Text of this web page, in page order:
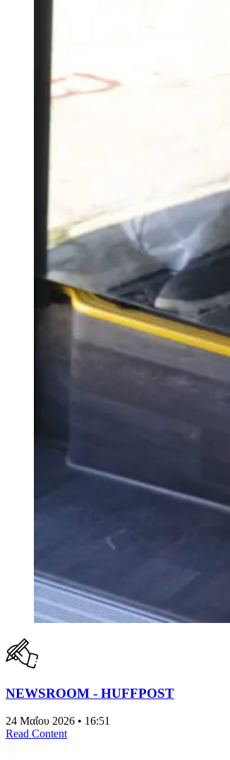
NEWSROOM - HUFFPOST
24 Μαΐου 2026 • 16:51
Read Content